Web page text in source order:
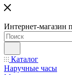
Интернет-магазин
Каталог
Наручные часы